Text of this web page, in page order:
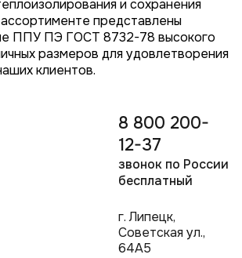
и сохранения
представлены
ППУ ПЭ ГОСТ 8732-78 высокого
размеров для удовлетворения
клиентов.
8 800 200-
12-37
звонок по России
бесплатный
г. Липецк,
Советская ул.,
64А5